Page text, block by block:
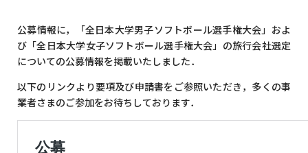
公募情報に，「全日本大学男子ソフトボール選手権大会」およ
び「全日本大学女子ソフトボール選手権大会」の旅行会社選定
についての公募情報を掲載いたしました．
以下のリンクより要項及び申請書をご参照いただき，多くの事
業者さまのご参加をお待ちしております．